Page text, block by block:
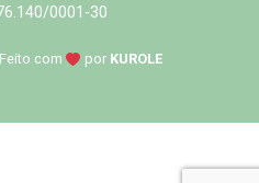
0001-30
Feito com por KUROLE